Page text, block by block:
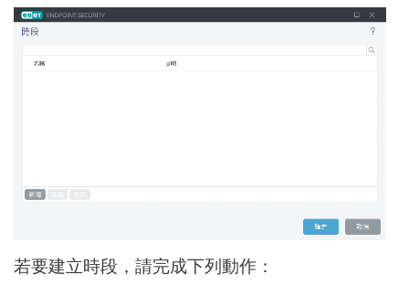
若要建立時段，請完成下列動作：